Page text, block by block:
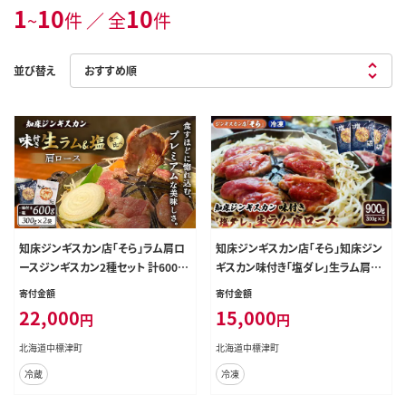
1~10件 ／ 全10件
並び替え
知床ジンギスカン店「そら」ラム肩ロ
ースジンギスカン2種セット 計600g
（味付け×300g・塩×300g）【16001
寄付金額
22,000円
北海道中標津町
冷蔵
知床ジンギスカン店「そら」知床ジン
ギスカン味付き「塩ダレ」生ラム肩ロ
ース900g（300g×3）【1600401】
寄付金額
15,000円
北海道中標津町
冷凍